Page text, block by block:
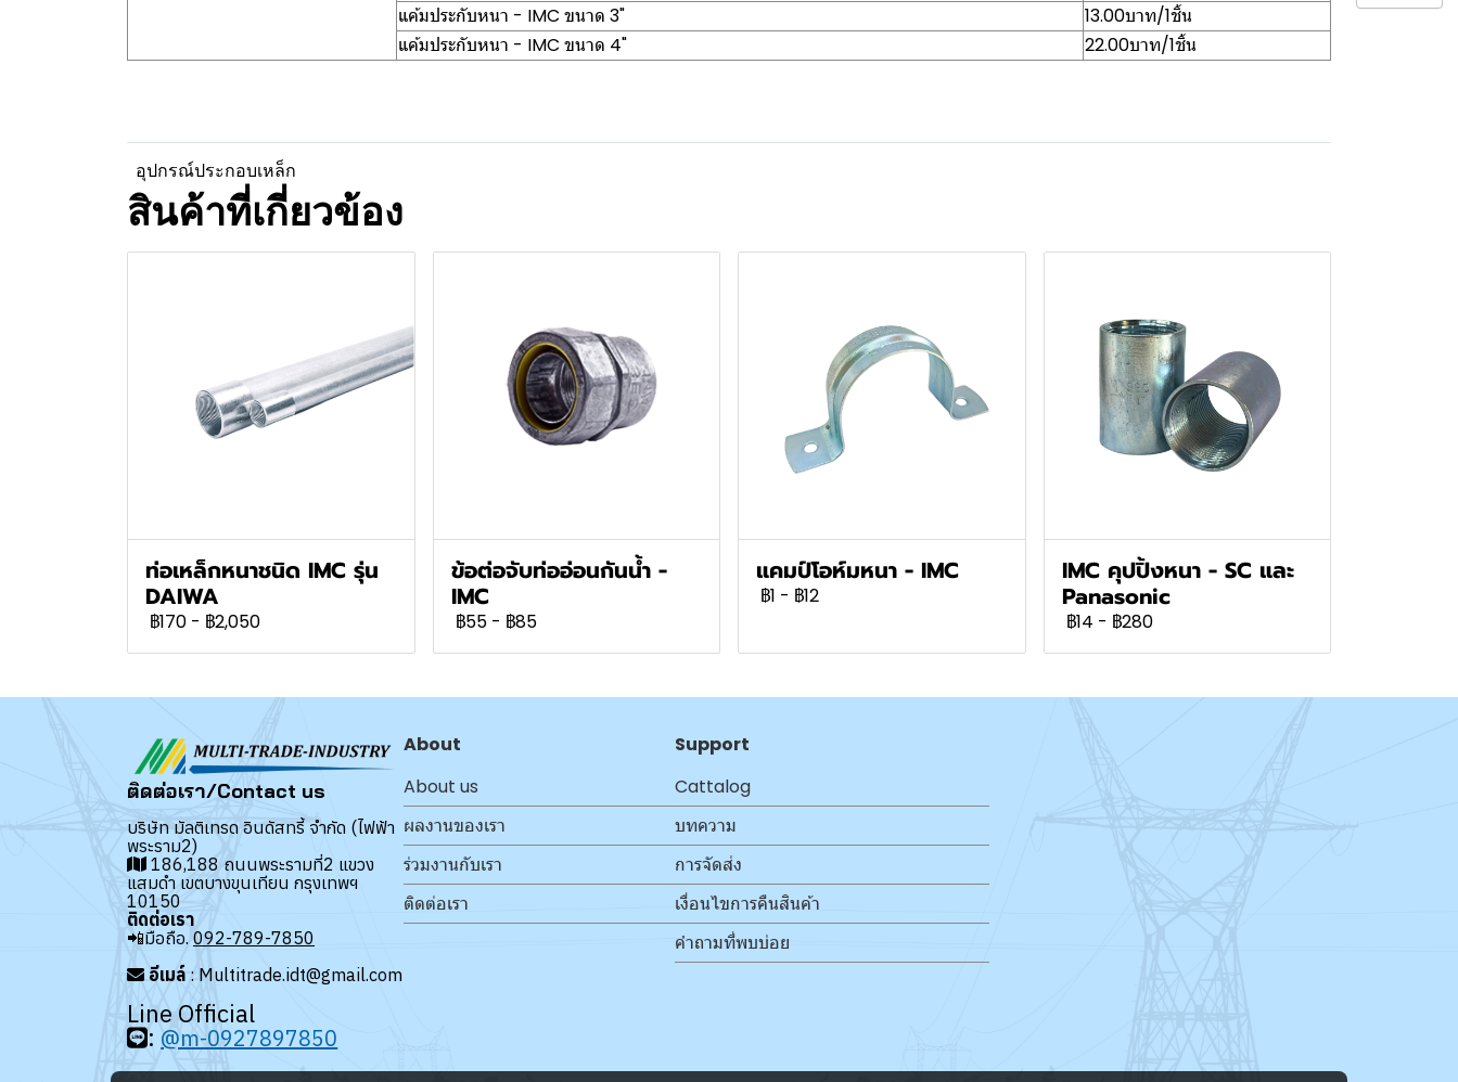
แค้มประกับหนา - IMC ขนาด 3"
13.00บาท/1ชิ้น
แค้มประกับหนา - IMC ขนาด 4"
22.00บาท/1ชิ้น
อุปกรณ์ประกอบเหล็ก
สินค้าที่เกี่ยวข้อง
ท่อเหล็กหนาชนิด IMC รุ่น
DAIWA
฿170 - ฿2,050
ข้อต่อจับท่ออ่อนกันน้ำ -
IMC
฿55 - ฿85
แคมป์โอห์มหนา - IMC
฿1 - ฿12
IMC คุปปิ้งหนา - SC และ
Panasonic
฿14 - ฿280
ติดต่อเรา/Contact us
บริษัท มัลติเทรด อินดัสทรี้ จำกัด (ไฟฟ้า
พระราม2)
186,188 ถนนพระรามที่2 แขวง
แสมดำ เขตบางขุนเทียน กรุงเทพฯ
10150
ติดต่อเรา
📲มือถือ. 092-789-7850
อีเมล์ : Multitrade.idt@gmail.com
Line Official
: @m-0927897850
About
About us
ผลงานของเรา
ร่วมงานกับเรา
ติดต่อเรา
Support
Cattalog
บทความ
การจัดส่ง
เงื่อนไขการคืนสินค้า
คำถามที่พบบ่อย